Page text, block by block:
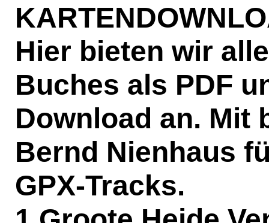
Hier bieten wir
Buches als PDF
Download an. Mit
Bernd Nienhaus
GPX-Tracks.